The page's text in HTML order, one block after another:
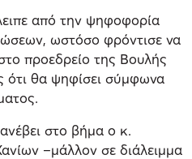
από την ψηφοφορία
ωστόσο φρόντισε να
προεδρείο της Βουλής
ότι θα ψηφίσει σύμφωνα
στο βήμα ο κ.
–μάλλον σε διάλειμμα